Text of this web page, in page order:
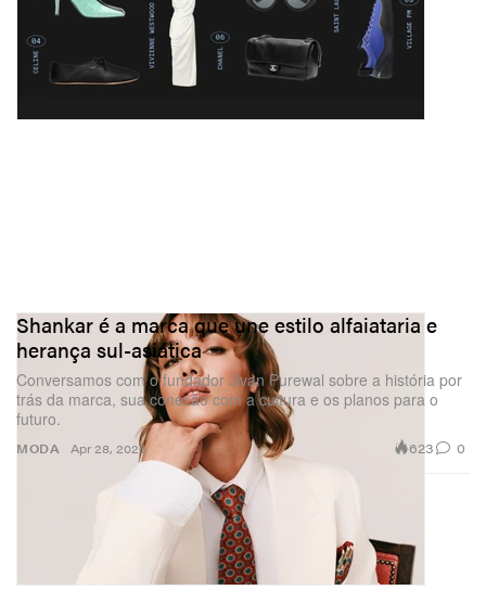
MODA
Shankar é a marca que une estilo alfaiataria e
herança sul-asiática
Conversamos com o fundador Jivan Purewal sobre a história por
trás da marca, sua conexão com a cultura e os planos para o
futuro.
Apr 28, 2026 623 0